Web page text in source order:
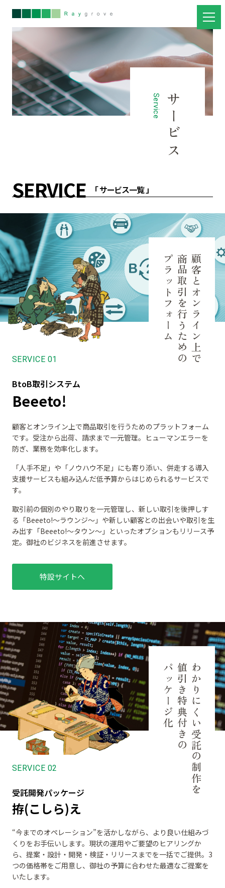
サービス
Service
SERVICE 「 サービス一覧 」
顧客とオンライン上で
商品取引を行うための
プラットフォーム
BtoB取引システム
Beeeto!
顧客とオンライン上で商品取引を行うためのプラットフォーム
です。受注から出荷、請求まで一元管理。ヒューマンエラーを
防ぎ、業務を効率化します。
「人手不足」や「ノウハウ不足」にも寄り添い、併走する導入
支援サービスも組み込んだ低予算からはじめられるサービスで
す。
取引前の個別のやり取りを一元管理し、新しい取引を後押しす
る「Beeeto!～ラウンジ～」や新しい顧客との出会いや取引を生
み出す「Beeeto!～タウン～」といったオプションもリリース予
定。御社のビジネスを前進させます。
特設サイトへ
わかりにくい受託の制作を
値引き特典付きの
パッケージ化
受託開発パッケージ
拵(こしら)え
“今までのオペレーション”を活かしながら、より良い仕組みづ
くりをお手伝いします。現状の運用やご要望のヒアリングか
ら、提案・設計・開発・検証・リリースまでを一括でご提供。3
つの価格帯をご用意し、御社の予算に合わせた最適なご提案を
いたします。